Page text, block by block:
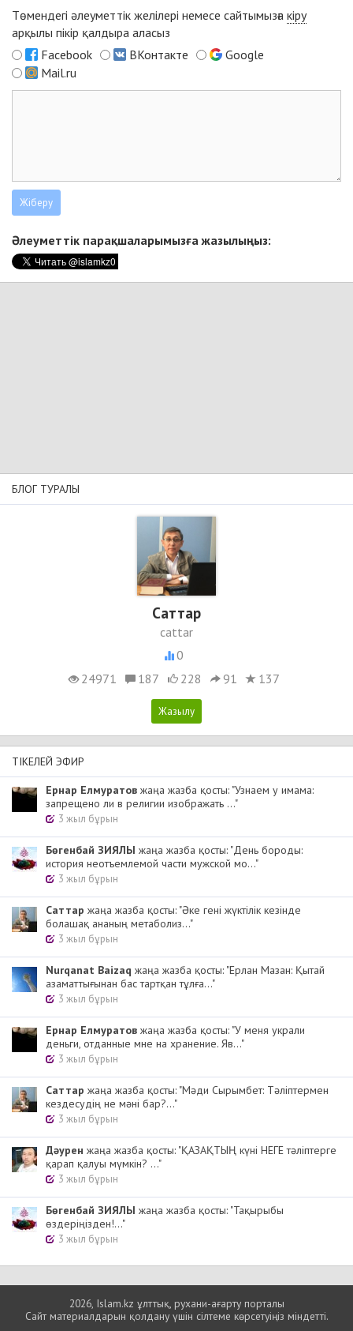
Төмендегі әлеуметтік желілері немесе сайтымызға кіру
арқылы пікір қалдыра аласыз
Facebook
ВКонтакте
Google
Mail.ru
Әлеуметтік парақшаларымызға жазылыңыз:
БЛОГ ТУРАЛЫ
Cаттар
cattar
0
24971
187 228 91 137
ТІКЕЛЕЙ ЭФИР
Ернар Елмуратов жаңа жазба қосты: "Узнаем у имама:
запрещено ли в религии изображать ..."
3 жыл бұрын
Бөгенбай ЗИЯЛЫ жаңа жазба қосты: "День бороды:
история неотъемлемой части мужской мо..."
3 жыл бұрын
Cаттар жаңа жазба қосты: "Әке гені жүктілік кезінде
болашақ ананың метаболиз..."
3 жыл бұрын
Nurqanat Baizaq жаңа жазба қосты: "Ерлан Мазан: Қытай
азаматтығынан бас тартқан тұлға..."
3 жыл бұрын
Ернар Елмуратов жаңа жазба қосты: "У меня украли
деньги, отданные мне на хранение. Яв..."
3 жыл бұрын
Cаттар жаңа жазба қосты: "Мәди Сырымбет: Тәліптермен
кездесудің не мәні бар?..."
3 жыл бұрын
Дәурен жаңа жазба қосты: "ҚАЗАҚТЫҢ күні НЕГЕ тәліптерге
қарап қалуы мүмкін? ..."
3 жыл бұрын
Бөгенбай ЗИЯЛЫ жаңа жазба қосты: "Тақырыбы
өздеріңізден!..."
3 жыл бұрын
2026, Islam.kz ұлттық, рухани-ағарту порталы
Сайт материалдарын қолдану үшін сілтеме көрсетуіңіз міндетті.